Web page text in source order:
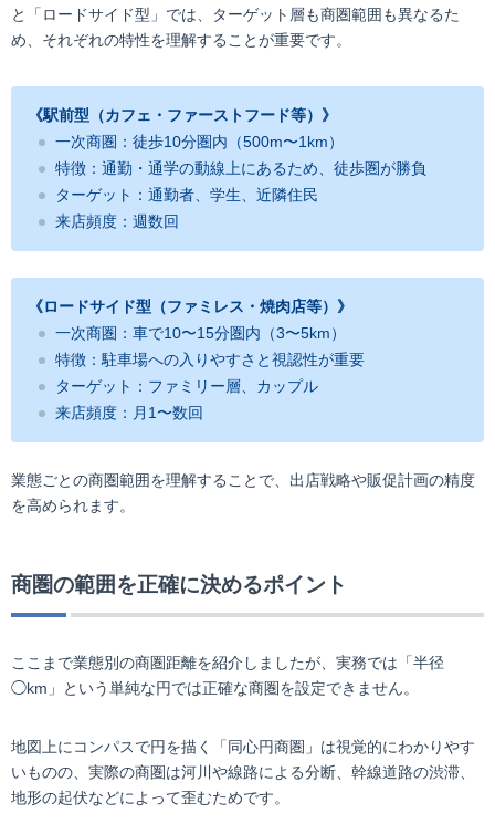
と「ロードサイド型」では、ターゲット層も商圏範囲も異なるた
め、それぞれの特性を理解することが重要です。
《駅前型（カフェ・ファーストフード等）》
一次商圏：徒歩10分圏内（500m〜1km）
特徴：通勤・通学の動線上にあるため、徒歩圏が勝負
ターゲット：通勤者、学生、近隣住民
来店頻度：週数回
《ロードサイド型（ファミレス・焼肉店等）》
一次商圏：車で10〜15分圏内（3〜5km）
特徴：駐車場への入りやすさと視認性が重要
ターゲット：ファミリー層、カップル
来店頻度：月1〜数回
業態ごとの商圏範囲を理解することで、出店戦略や販促計画の精度
を高められます。
商圏の範囲を正確に決めるポイント
ここまで業態別の商圏距離を紹介しましたが、実務では「半径
◯km」という単純な円では正確な商圏を設定できません。
地図上にコンパスで円を描く「同心円商圏」は視覚的にわかりやす
いものの、実際の商圏は河川や線路による分断、幹線道路の渋滞、
地形の起伏などによって歪むためです。